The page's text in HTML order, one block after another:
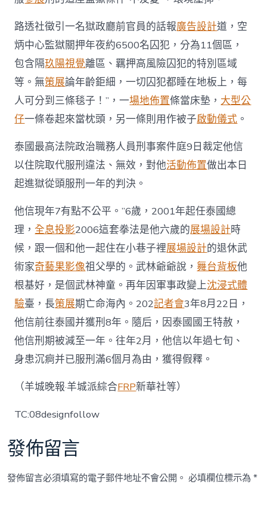
路透社徵引一名獄政廳前官員的話報廣告設計道，空
炳中心監獄關押年夜約6500名囚犯，分為11個區，
包含隔玖陽視覺離區、羈押高風險囚犯的特別區域
等。無策展論年齡鉅細，一切囚犯都睡在地板上，每
人可分到三條毯子！”，一場地佈置條當床墊， 大型公
仔一條卷起來當枕頭，另一條則用作被子啟動儀式 。
泰國最高法院政治職務人員刑事案件庭9日裁定他信
以住院取代服刑違法、無效，對他活動佈置做出本日
起進獄從頭服刑一年的判決。
他信現年7有點不公平。”6歲，2001年起任泰國總
理，全息投影2006這套拳法是他六歲的展場設計時
候，跟一個和他一起住在小巷子裡展場設計的退休武
術家奇藝果影像祖父學的。武林爺爺說，舞台背板他
根基好，是個武林神童。再年因軍事政變上沈浸式體
驗臺，長策展期亡命海內。202記者會3年8月22日，
他信前往泰國并獲刑8年。隨后，因泰國國王特赦，
他信刑期被減至一年。往年2月，他信以年過七旬、
身患沉痾并已服刑滿6個月為由，獲得假釋。
（羊城晚報·羊城派綜合FRP新華社等）
TC:08designfollow
發佈留言
發佈留言必須填寫的電子郵件地址不會公開。 必填欄位標示為*